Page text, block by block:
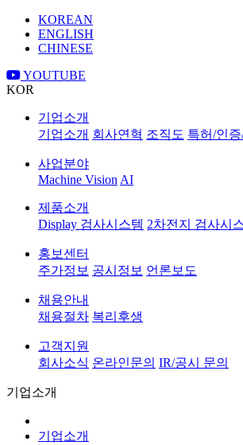
KOREAN
ENGLISH
CHINESE
YOUTUBE
KOR
기업소개
기업소개 회사연혁 조직도 특허/인
사업분야
Machine Vision AI
제품소개
Display 검사시스템 2차전지 검사시
홍보센터
주가정보 공시정보 언론보도
채용안내
채용절차 복리후생
고객지원
회사소식 온라인문의 IR/공시 문의
기업소개
기업소개